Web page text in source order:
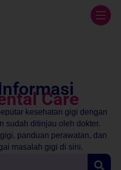
Care
kesehatan gigi dengan
sudah ditinjau oleh dokter.
panduan perawatan, dan
masalah gigi di sini.